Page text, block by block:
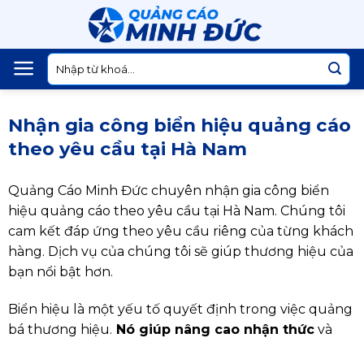
content
Tìm
kiếm:
Nhận gia công biển hiệu quảng cáo
theo yêu cầu tại Hà Nam
Quảng Cáo Minh Đức chuyên nhận gia công biển
hiệu quảng cáo theo yêu cầu tại Hà Nam. Chúng tôi
cam kết đáp ứng theo yêu cầu riêng của từng khách
hàng. Dịch vụ của chúng tôi sẽ giúp thương hiệu của
bạn nổi bật hơn.
Biển hiệu là một yếu tố quyết định trong việc quảng
bá thương hiệu. Nó giúp nâng cao nhận thứcvà